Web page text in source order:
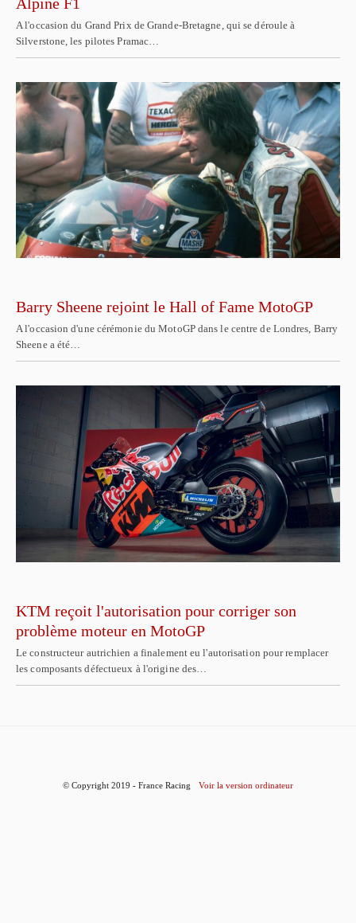
A l'occasion du Grand Prix de Grande-Bretagne, qui se déroule à
Silverstone, les pilotes Pramac…
Barry Sheene rejoint le Hall of Fame MotoGP
A l'occasion d'une cérémonie du MotoGP dans le centre de Londres, Barry
Sheene a été…
KTM reçoit l'autorisation pour corriger son
problème moteur en MotoGP
Le constructeur autrichien a finalement eu l'autorisation pour remplacer
les composants défectueux à l'origine des…
© Copyright 2019 - France Racing Voir la version ordinateur